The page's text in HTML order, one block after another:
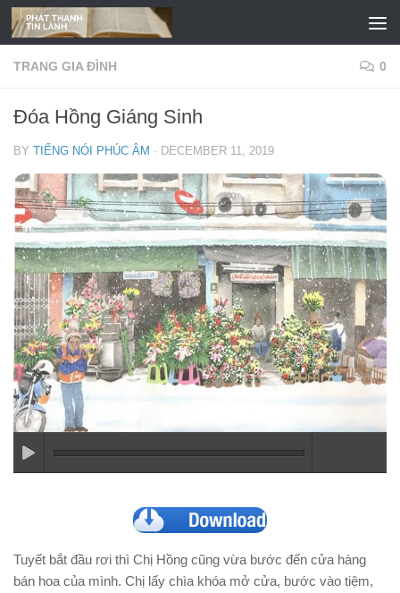
Skip to content
TRANG GIA ĐÌNH 0
Đóa Hồng Giáng Sinh
BY TIẾNG NÓI PHÚC ÂM · DECEMBER 11, 2019
Tuyết bắt đầu rơi thì Chị Hồng cũng vừa bước đến cửa hàng
bán hoa của mình. Chị lấy chìa khóa mở cửa, bước vào tiệm,